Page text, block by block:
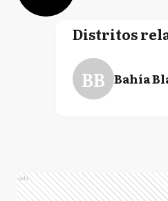
Distritos
BB Bahía
Ads